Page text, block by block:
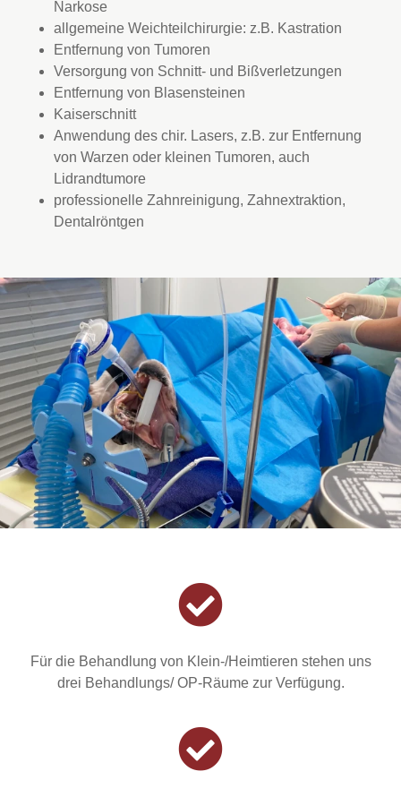
Narkose
allgemeine Weichteilchirurgie: z.B. Kastration
Entfernung von Tumoren
Versorgung von Schnitt- und Bißverletzungen
Entfernung von Blasensteinen
Kaiserschnitt
Anwendung des chir. Lasers, z.B. zur Entfernung
von Warzen oder kleinen Tumoren, auch
Lidrandtumore
professionelle Zahnreinigung, Zahnextraktion,
Dentalröntgen
Für die Behandlung von Klein-/Heimtieren stehen uns
drei Behandlungs/ OP-Räume zur Verfügung.